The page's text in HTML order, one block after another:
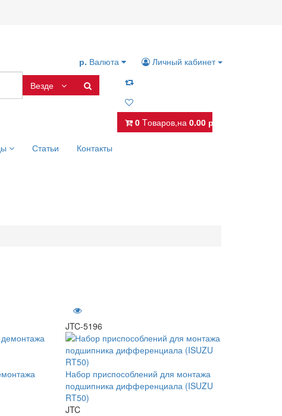
Личный кабинет
р. Валюта
Везде
0 Tоваров,на 0.00 р.
Статьи Контакты
JTC-5196
Набор приспособлений для монтажа
подшипника дифференциала (ISUZU
RT50)
JTC